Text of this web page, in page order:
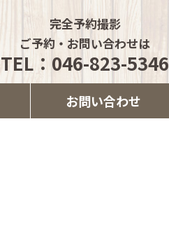
完全予約撮影
ご予約・お問い合わせは
TEL：046-823-5346
お問い合わせ